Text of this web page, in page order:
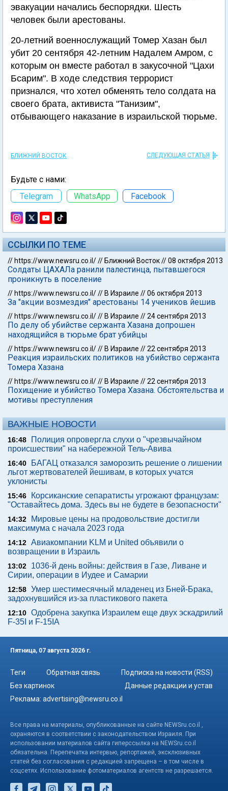
эвакуации начались беспорядки. Шесть
человек были арестованы.
20-летний военнослужащий Томер Хазан был
убит 20 сентября 42-летним Надалем Амром, с
которым он вместе работал в закусочной "Цахи
Бсарим". В ходе следствия террорист
признался, что хотел обменять тело солдата на
своего брата, активиста "Танизим",
отбывающего наказание в израильской тюрьме.
БЛИЖНИЙ ВОСТОК СЛЕДУЮЩАЯ СТАТЬЯ
Будьте с нами:
Telegram
WhatsApp Facebook
ССЫЛКИ ПО ТЕМЕ
// https://www.newsru.co.il/// Ближний Восток//08 октября 2013
Солдаты ЦАХАЛа ранили палестинца, пытавшегося
проникнуть в поселение
// https://www.newsru.co.il/// В Израиле //06 октября 2013
За "акции возмездия" арестованы 14 учеников йешив
// https://www.newsru.co.il/// В Израиле //24 сентября 2013
По делу об убийстве сержанта Хазана допрошен
находящийся в тюрьме брат убийцы
// https://www.newsru.co.il/// В Израиле //22 сентября 2013
Реакция израильских политиков на убийство сержанта
Томера Хазана
// https://www.newsru.co.il/// В Израиле //22 сентября 2013
Похищение и убийство Томера Хазана. Обстоятельства и
мотивы преступления
ВАЖНЫЕ НОВОСТИ
16:48
Полиция опровергла слухи о "чрезвычайном
происшествии" на набережной Тель-Авива
16:40
БАГАЦ отказался заморозить решение о лишении
льгот жертвователей йешивам, в которых учатся
уклонисты
15:46
Корсиканские сепаратисты угрожают французам:
"Оставайтесь дома. Здесь вы не будете в безопасности"
14:32
Мировые цены на продовольствие достигли
максимума с начала 2023 года
14:12 Авиакомпании KLM и United объявили о
возвращении в Израиль
13:02
1036-й день войны: действия в Газе, Ливане и
Сирии, операции в Иудее и Самарии
12:58 Умер шестимесячный младенец из Бней-Брака,
задохнувшийся из-за пластикового пакета
12:10 Одобрена закупка Израилем еще двух эскадрилий
F-35I и F-15IA
Пятница, 07 августа 2026 г.
Теги Обратная связь
Подписка на новости (RSS)
Без картинок
Данные редакции и устав
Реклама: advertising@newsru.co.il
Все права на материалы, опубликованные на сайте NEWSru.co.il ,
охраняются в соответствии с законодательством Израиля. При
использовании материалов сайта гиперссылка на NEWSru.co.il
обязательна. Перепечатка интервью, репортажей, эксклюзивных
статей без согласования с редакцией запрещена – в том числе в
соцсетях. Использование фотоматериалов агентств не разрешается.